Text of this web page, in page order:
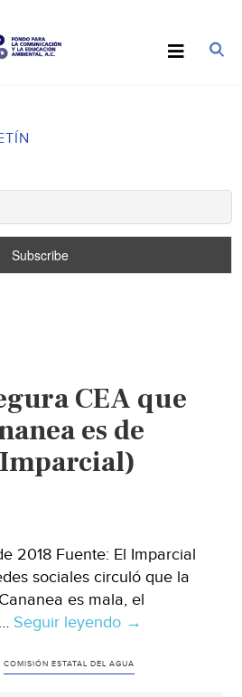
CEA que
es de
2018 Fuente: El Imparcial
sociales circuló que la
es mala, el
Seguir leyendo Sonora:
CEA
→
COMISIÓN ESTATAL DEL AGUA